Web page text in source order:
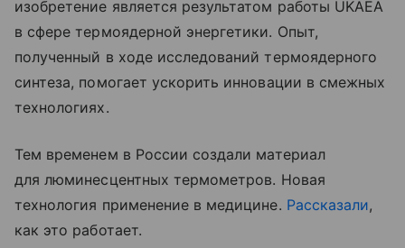
изобретение является результатом работы UKAEA
в сфере термоядерной энергетики. Опыт,
полученный в ходе исследований термоядерного
синтеза, помогает ускорить инновации в смежных
технологиях.
Тем временем в России создали материал
для люминесцентных термометров. Новая
технология применение в медицине. Рассказали,
как это работает.